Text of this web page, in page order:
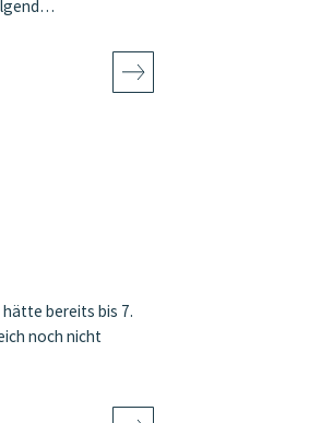
bereits bis 7.
noch nicht